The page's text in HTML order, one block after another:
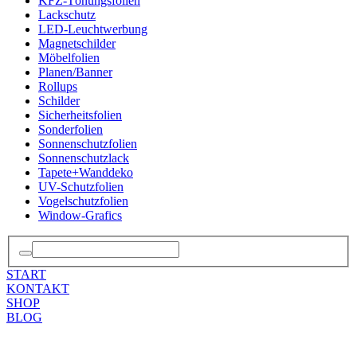
Lackschutz
LED-Leuchtwerbung
Magnetschilder
Möbelfolien
Planen/Banner
Rollups
Schilder
Sicherheitsfolien
Sonderfolien
Sonnenschutzfolien
Sonnenschutzlack
Tapete+Wanddeko
UV-Schutzfolien
Vogelschutzfolien
Window-Grafics
START
KONTAKT
SHOP
BLOG